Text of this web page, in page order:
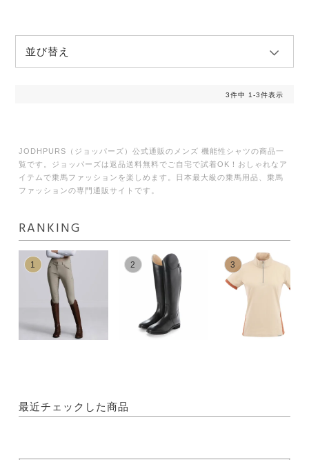
並び替え
3件中 1 -3件表示
JODHPURS（ジョッパーズ）公式通販のメンズ 機能性シャツの商品一
覧です。ジョッパーズは返品送料無料でご自宅で試着OK！おしゃれなア
イテムで乗馬ファッションを楽しめます。日本最大級の乗馬用品、乗馬
ファッションの専門通販サイトです。
RANKING
1 2 3
最近チェックした商品